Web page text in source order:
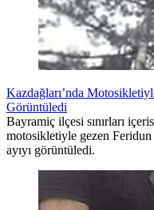
Kazdağları’nda
Görüntüledi
Bayramiç ilçesi sınırları
motosikletiyle gezen Feridun
ayıyı görüntüledi.